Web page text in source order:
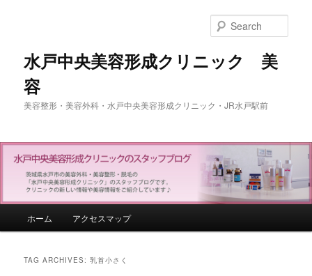
水戸中央美容形成クリニック 美
容
美容整形・美容外科・水戸中央美容形成クリニック・JR水戸駅前
Skip to primary content
Skip to secondary content
ホーム アクセスマップ
TAG ARCHIVES:乳首小さく